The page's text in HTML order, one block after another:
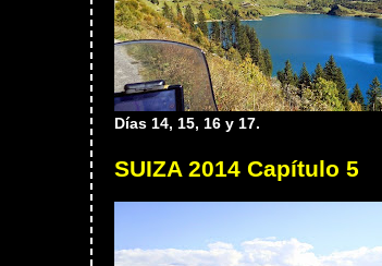
Días 14, 15, 16 y 17.
SUIZA 2014 Capítulo 5